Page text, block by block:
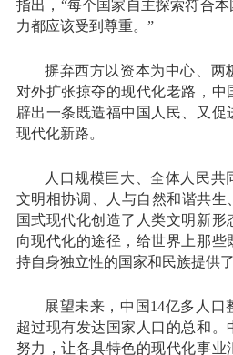
指出，“每个国家自主探索符合
力都应该受到尊重。”
摒弃西方以资本为中心、两
对外扩张掠夺的现代化老路，
辟出一条既造福中国人民、又
现代化新路。
人口规模巨大、全体人民
文明相协调、人与自然和谐共
国式现代化创造了人类文明新形
向现代化的途径，给世界上那些
持自身独立性的国家和民族提供了
展望未来，中国14亿多人
超过现有发达国家人口的总和。
努力，让各具特色的现代化事